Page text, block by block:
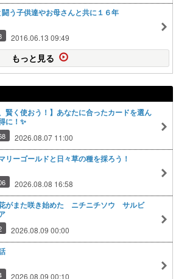
子供達やお母さんと共に１６年
2016.06.13 09:49
もっと見る
賢く使おう！】あなたに合ったカードを選ん
に！✨
2026.08.07 11:00
リーゴールドと日々草の種を採ろう！
2026.08.08 16:58
がまた咲き始めた ニチニチソウ サルビ
2026.08.09 00:00
2026.08.09 00:10